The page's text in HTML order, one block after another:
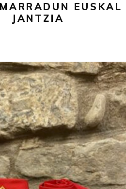
la
EUSKAL
JANTZIA
51,00€